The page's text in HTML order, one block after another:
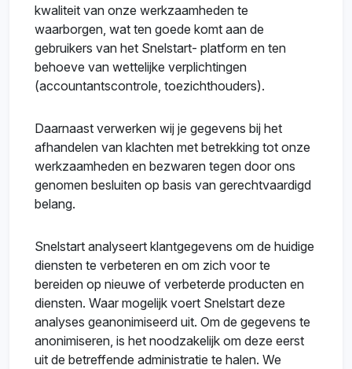
kwaliteit van onze werkzaamheden te
waarborgen, wat ten goede komt aan de
gebruikers van het Snelstart- platform en ten
behoeve van wettelijke verplichtingen
(accountantscontrole, toezichthouders).
Daarnaast verwerken wij je gegevens bij het
afhandelen van klachten met betrekking tot onze
werkzaamheden en bezwaren tegen door ons
genomen besluiten op basis van gerechtvaardigd
belang.
Snelstart analyseert klantgegevens om de huidige
diensten te verbeteren en om zich voor te
bereiden op nieuwe of verbeterde producten en
diensten. Waar mogelijk voert Snelstart deze
analyses geanonimiseerd uit. Om de gegevens te
anonimiseren, is het noodzakelijk om deze eerst
uit de betreffende administratie te halen. We